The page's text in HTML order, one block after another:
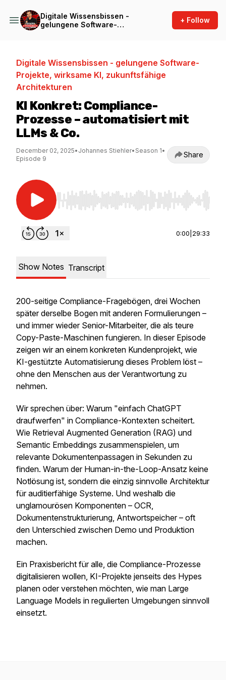
Digitale Wissensbissen -
gelungene Software-
+ Follow
Digitale Wissensbissen - gelungene Software-
Projekte, wirksame KI, zukunftsfähige
Architekturen
KI Konkret: Compliance-
Prozesse – automatisiert mit
LLMs & Co.
December 02, 2025• Johannes Stiehler• Season 1•
Episode 9
Share
Use Left/Right to seek, Home/End to jump to
0:00 29:33
Show Notes Transcript
200-seitige Compliance-Fragebögen, drei Wochen
später derselbe Bogen mit anderen Formulierungen –
und immer wieder Senior-Mitarbeiter, die als teure
Copy-Paste-Maschinen fungieren. In dieser Episode
zeigen wir an einem konkreten Kundenprojekt, wie
KI-gestützte Automatisierung dieses Problem löst –
ohne den Menschen aus der Verantwortung zu
nehmen.
Wir sprechen über: Warum "einfach ChatGPT
draufwerfen" in Compliance-Kontexten scheitert.
Wie Retrieval Augmented Generation (RAG) und
Semantic Embeddings zusammenspielen, um
relevante Dokumentenpassagen in Sekunden zu
finden. Warum der Human-in-the-Loop-Ansatz keine
Notlösung ist, sondern die einzig sinnvolle Architektur
für auditierfähige Systeme. Und weshalb die
unglamourösen Komponenten – OCR,
Dokumentenstrukturierung, Antwortspeicher – oft
den Unterschied zwischen Demo und Produktion
machen.
Ein Praxisbericht für alle, die Compliance-Prozesse
digitalisieren wollen, KI-Projekte jenseits des Hypes
planen oder verstehen möchten, wie man Large
Language Models in regulierten Umgebungen sinnvoll
einsetzt.